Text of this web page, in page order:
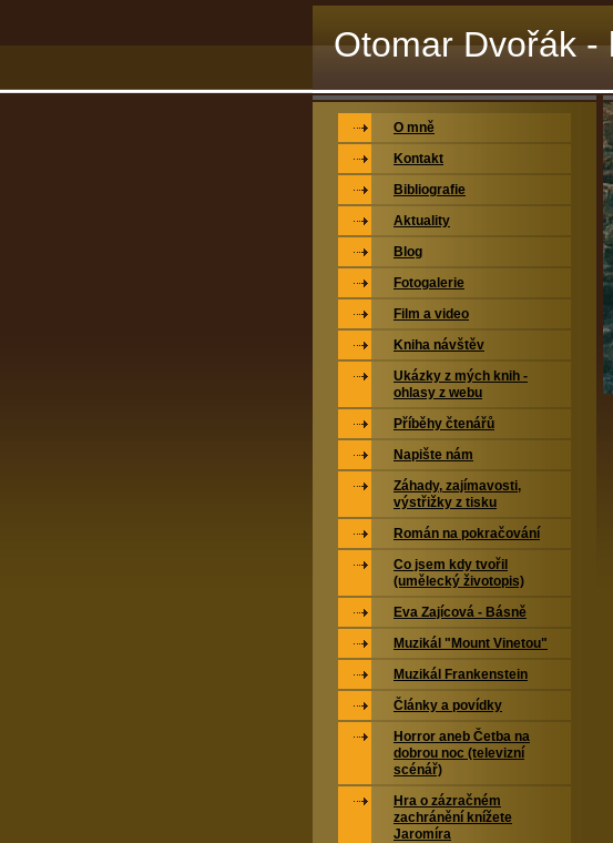
Otomar Dvořák -
O mně
Kontakt
Bibliografie
Aktuality
Blog
Fotogalerie
Film a video
Kniha návštěv
Ukázky z mých knih -
ohlasy z webu
Příběhy čtenářů
Napište nám
Záhady, zajímavosti,
výstřižky z tisku
Román na pokračování
Co jsem kdy tvořil
(umělecký životopis)
Eva Zajícová - Básně
Muzikál "Mount Vinetou"
Muzikál Frankenstein
Články a povídky
Horror aneb Četba na
dobrou noc (televizní
scénář)
Hra o zázračném
zachránění knížete
Jaromíra